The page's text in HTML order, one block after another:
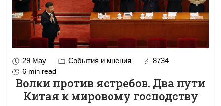
29 May События и мнения
8734
6 min read
Волки против ястребов. Два пути
Китая к мировому господству